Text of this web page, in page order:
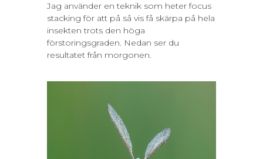
Jag använder en teknik som heter focus
stacking för att på så vis få skärpa på hela
insekten trots den höga
förstoringsgraden. Nedan ser du
resultatet från morgonen.